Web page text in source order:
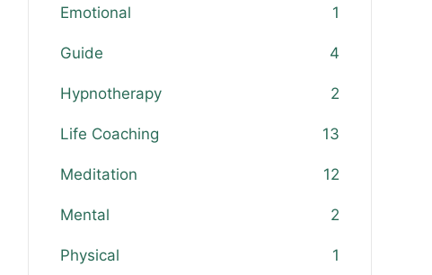
Emotional 1
Guide 4
Hypnotherapy 2
Life Coaching 13
Meditation 12
Mental 2
Physical 1